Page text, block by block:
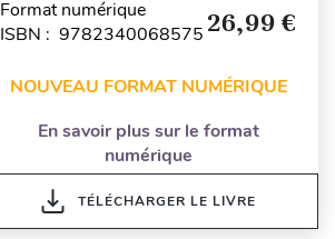
Format numérique
ISBN : 9782340068575 26,99 €
NOUVEAU FORMAT NUMÉRIQUE
En savoir plus sur le format
numérique
TÉLÉCHARGER LE LIVRE